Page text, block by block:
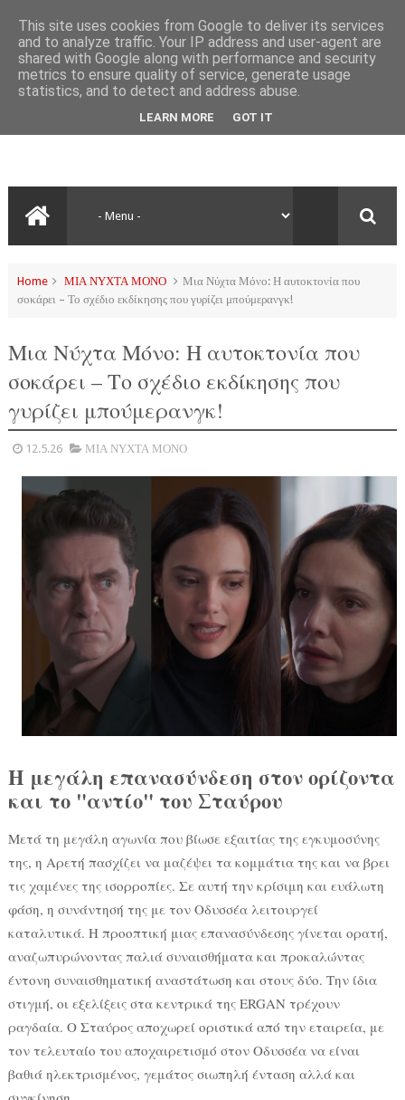
Home ΜΙΑ ΝΥΧΤΑ ΜΟΝΟ
Μια Νύχτα Μόνο: Η αυτοκτονία που
σοκάρει – Το σχέδιο εκδίκησης που γυρίζει μπούμερανγκ!
Μια Νύχτα Μόνο: Η αυτοκτονία που
σοκάρει – Το σχέδιο εκδίκησης που
γυρίζει μπούμερανγκ!
12.5.26 ΜΙΑ ΝΥΧΤΑ ΜΟΝΟ
Η μεγάλη επανασύνδεση στον ορίζοντα
και το "αντίο" του Σταύρου
Μετά τη μεγάλη αγωνία που βίωσε εξαιτίας της εγκυμοσύνης
της, η Αρετή πασχίζει να μαζέψει τα κομμάτια της και να βρει
τις χαμένες της ισορροπίες. Σε αυτή την κρίσιμη και ευάλωτη
φάση, η συνάντησή της με τον Οδυσσέα λειτουργεί
καταλυτικά. Η προοπτική μιας επανασύνδεσης γίνεται ορατή,
αναζωπυρώνοντας παλιά συναισθήματα και προκαλώντας
έντονη συναισθηματική αναστάτωση και στους δύο. Την ίδια
στιγμή, οι εξελίξεις στα κεντρικά της ERGAN τρέχουν
ραγδαία. Ο Σταύρος αποχωρεί οριστικά από την εταιρεία, με
τον τελευταίο του αποχαιρετισμό στον Οδυσσέα να είναι
βαθιά ηλεκτρισμένος, γεμάτος σιωπηλή ένταση αλλά και
This site uses cookies from Google to deliver its services
and to analyze traffic. Your IP address and user-agent are
shared with Google along with performance and security
metrics to ensure quality of service, generate usage
statistics, and to detect and address abuse.
LEARN MORE GOT IT